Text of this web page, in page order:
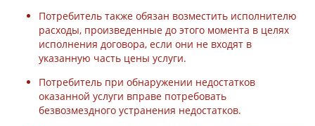
Потребитель также обязан возместить исполнителю
расходы, произведенные до этого момента в целях
исполнения договора, если они не входят в
указанную часть цены услуги.
Потребитель при обнаружении недостатков
оказанной услуги вправе потребовать
безвозмездного устранения недостатков.